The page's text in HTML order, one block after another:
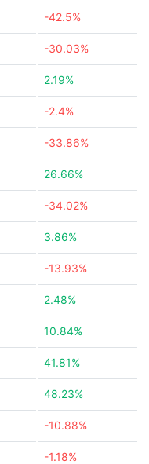
-42.5%
-30.03%
2.19%
-2.4%
-33.86%
26.66%
-34.02%
3.86%
-13.93%
2.48%
10.84%
41.81%
48.23%
-10.88%
-1.18%